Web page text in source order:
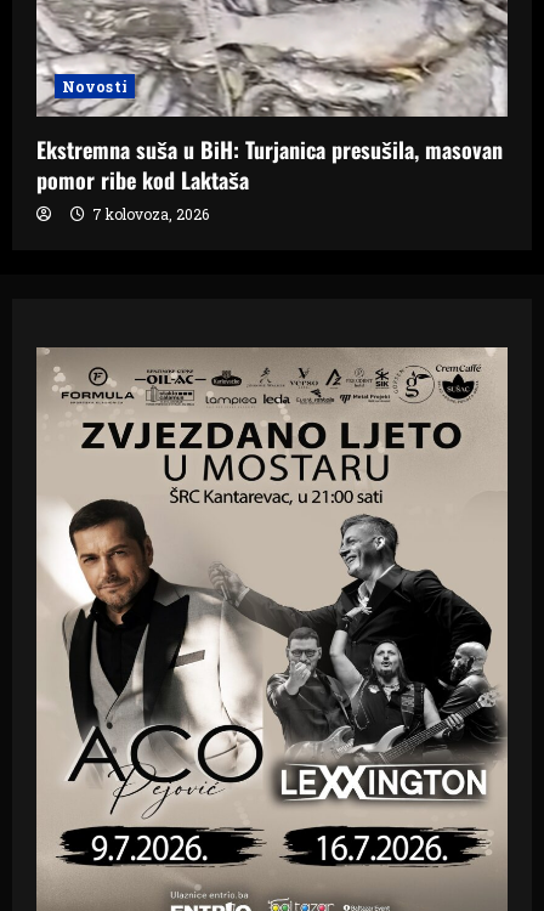
Novosti
Ekstremna suša u BiH: Turjanica presušila, masovan
pomor ribe kod Laktaša
7 kolovoza, 2026